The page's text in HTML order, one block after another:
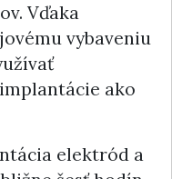
Vďaka
vybaveniu
ako
elektród a